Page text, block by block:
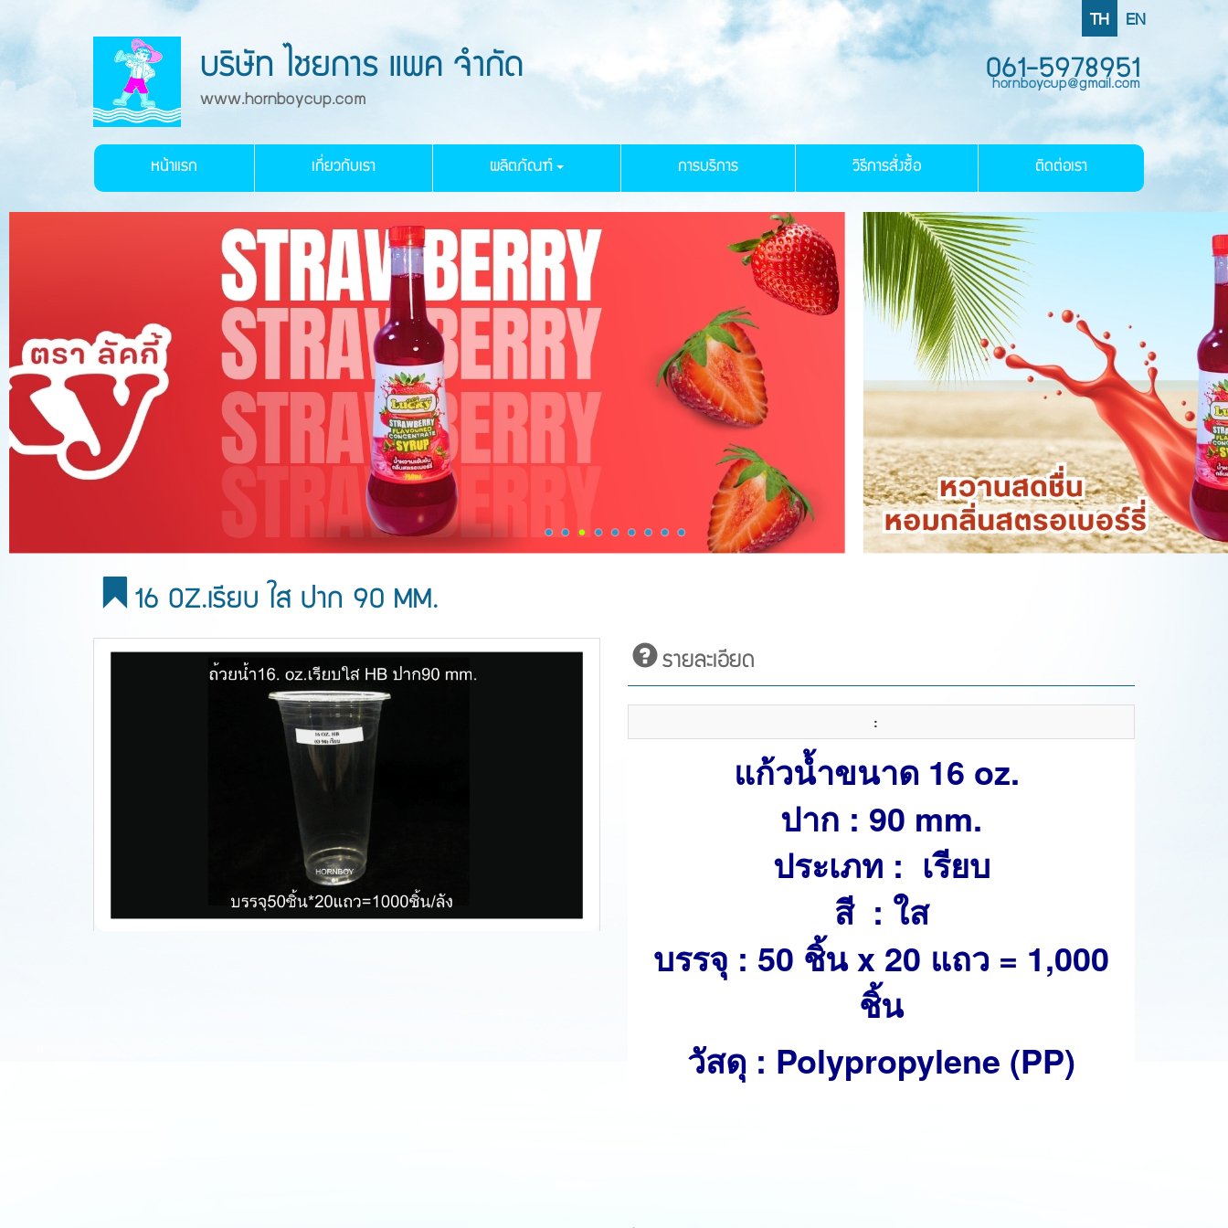
EN
TH
บริษัท ไชยการ แพค จำกัด
www.hornboycup.com
061-5978951
hornboycup@gmail.com
หน้าแรก เกี่ยวกับเรา ผลิตภัณฑ์ การบริการ วิธีการสั่งซื้อ ติดต่อเรา
16 OZ.เรียบ ใส ปาก 90 MM.
รายละเอียด
:
แก้วน้ำขนาด 16 oz.
ปาก : 90 mm.
ประเภท : เรียบ
สี : ใส
บรรจุ : 50 ชิ้น x 20 แถว = 1,000
ชิ้น
วัสดุ : Polypropylene (PP)